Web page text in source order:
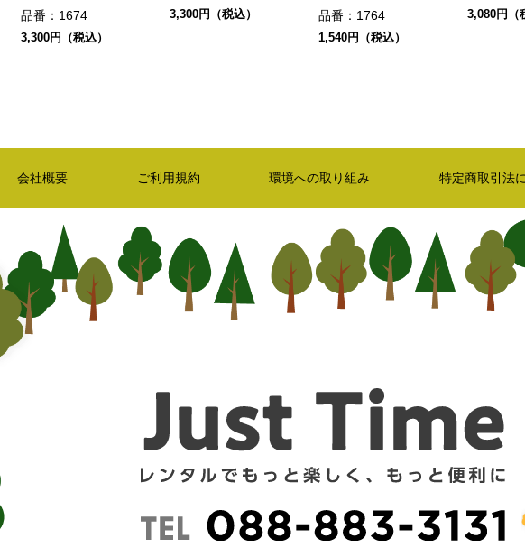
品番： 1674
3,300円（税込）
3,300円（税込） 品番： 1764
1,540円（税込）
3,080円（
会社概要 ご利用規約 環境への取り組み 特定商取引法